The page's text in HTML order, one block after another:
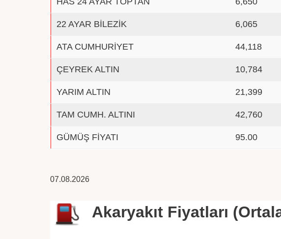
22 AYAR BİLEZİK 6,065
ATA CUMHURİYET 44,118
ÇEYREK ALTIN 10,784
YARIM ALTIN 21,399
TAM CUMH. ALTINI 42,760
GÜMÜŞ FİYATI 95.00
07.08.2026
Akaryakıt Fiyatları